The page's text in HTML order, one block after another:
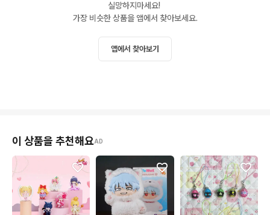
실망하지마세요!
가장 비슷한 상품을 앱에서 찾아보세요.
앱에서 찾아보기
이 상품을 추천해요AD